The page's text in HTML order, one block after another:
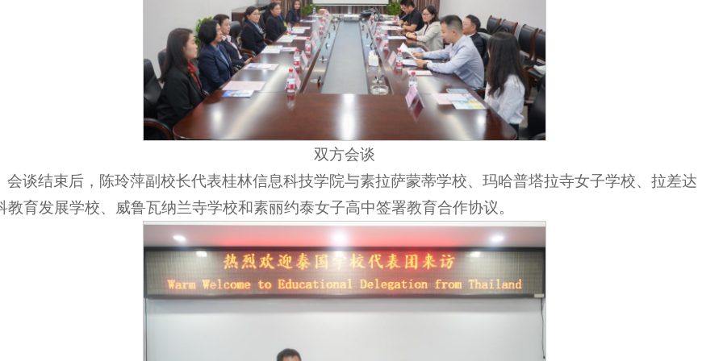
双方会谈
会谈结束后，陈玲萍副校长代表桂林信息科技学院与素拉萨蒙蒂学校、玛哈普塔拉寺女子学校、拉差达
教育发展学校、威鲁瓦纳兰寺学校和素丽约泰女子高中签署教育合作协议。